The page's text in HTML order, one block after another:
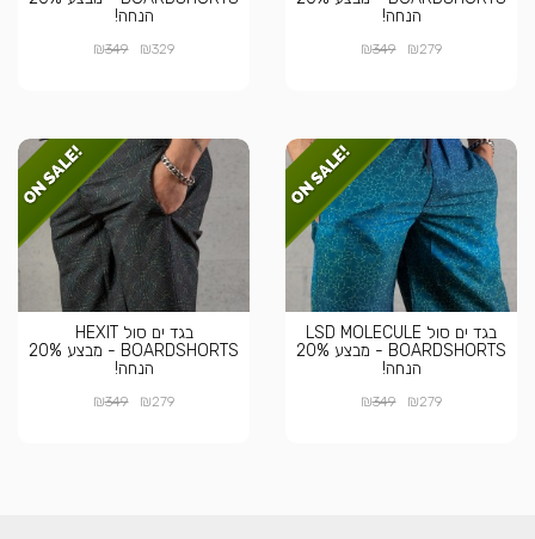
הנחה!
₪279
₪349
הנחה!
₪329
₪349
בגד ים סול LSD MOLECULE
BOARDSHORTS - מבצע 20%
הנחה!
₪279
₪349
בגד ים סול HEXIT
BOARDSHORTS - מבצע 20%
הנחה!
₪279
₪349